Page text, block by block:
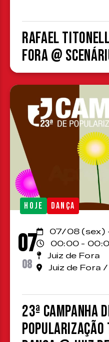
Rafael
Fora @
HOJE DANÇA
07
08
07/08 (sex)
00:00 -
Juiz de Fora
Juiz de Fora /
23ª Campanha
Popularização